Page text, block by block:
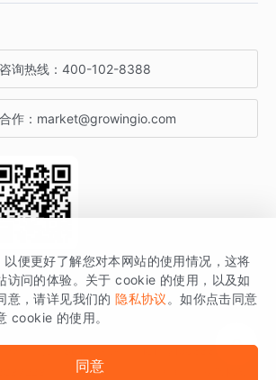
咨询热线： 400-102-8388
作： market@growingio.com
取更多干货
据智能分析与增长的品牌，核心平台为 GrowingIO
分析云。
技有限公司
便更好了解您对本网站的使用情况，这将
访问的体验。关于 cookie 的使用，以及如
意，请详见我们的 隐私协议 。如你点击同意
cookie 的使用。
同意